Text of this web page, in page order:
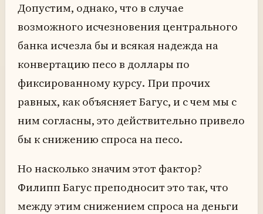
Допустим, однако, что в случае
возможного исчезновения центрального
банка исчезла бы и всякая надежда на
конвертацию песо в доллары по
фиксированному курсу. При прочих
равных, как объясняет Багус, и с чем мы с
ним согласны, это действительно привело
бы к снижению спроса на песо.
Но насколько значим этот фактор?
Филипп Багус преподносит это так, что
между этим снижением спроса на деньги